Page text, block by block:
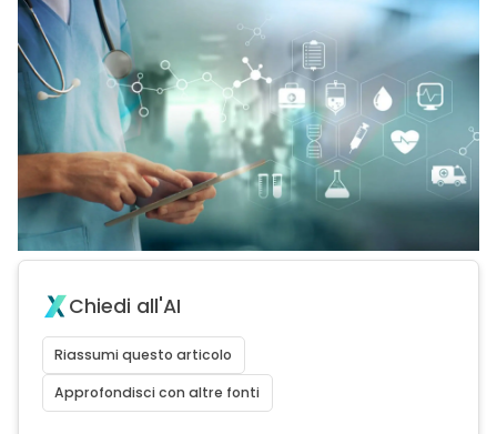
Chiedi all'AI
Riassumi questo articolo
Approfondisci con altre fonti